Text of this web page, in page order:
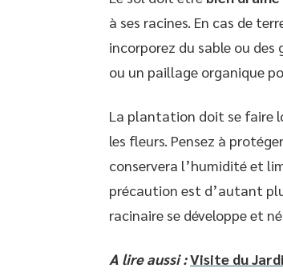
à ses racines. En cas de
incorporez du sable ou
ou un paillage organique
La plantation doit se faire
les fleurs. Pensez à
conservera l’humidité et
précaution est d’autant
racinaire se développe et
A lire aussi :Visite du